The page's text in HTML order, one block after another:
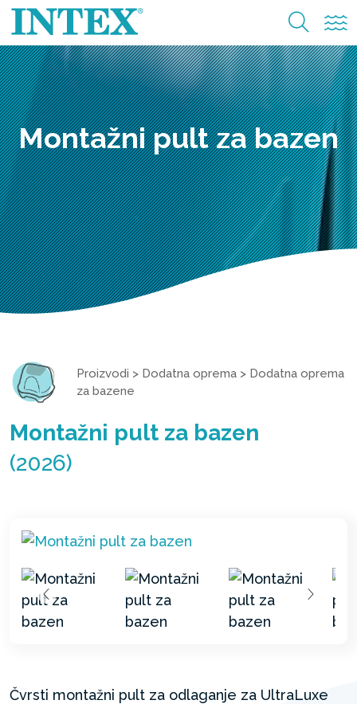
Montažni pult za bazen
Proizvodi > Dodatna oprema > Dodatna oprema
za bazene
Montažni pult za bazen
(2026)
Čvrsti montažni pult za odlaganje za UltraLuxe